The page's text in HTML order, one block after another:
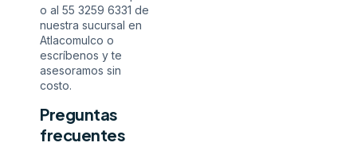
o al 55 3259 6331 de
nuestra sucursal en
Atlacomulco o
escríbenos y te
asesoramos sin
costo.
Preguntas
frecuentes